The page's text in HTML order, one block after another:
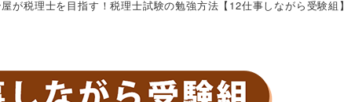
が税理士を目指す！税理士試験の勉強方法【12仕事しながら受験組】